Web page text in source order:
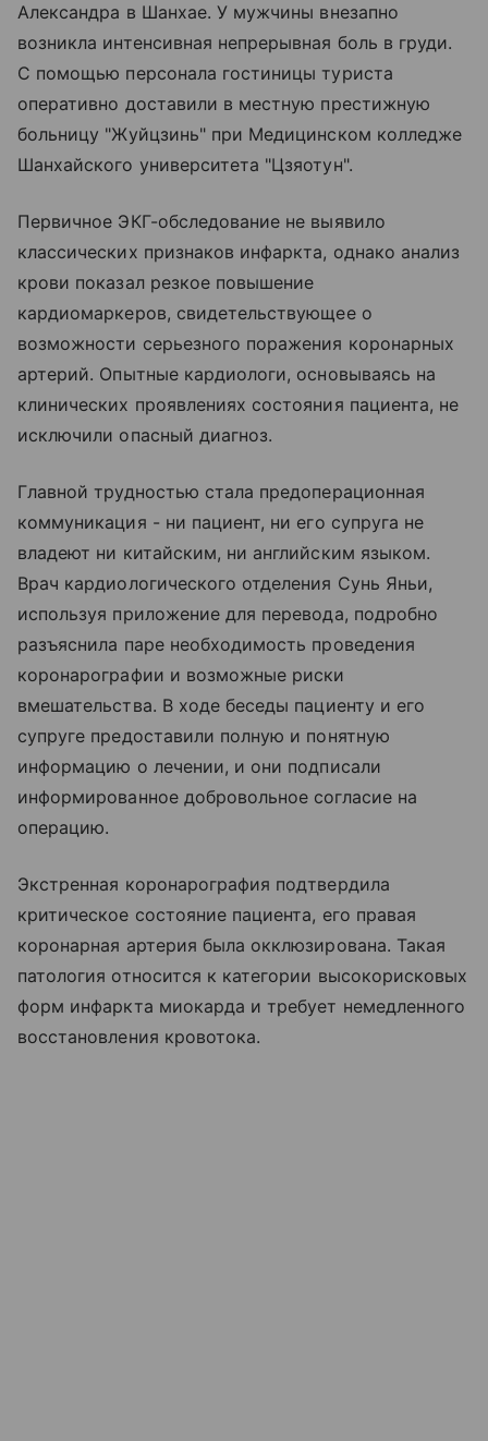
Александра в Шанхае. У мужчины внезапно
возникла интенсивная непрерывная боль в груди.
С помощью персонала гостиницы туриста
оперативно доставили в местную престижную
больницу "Жуйцзинь" при Медицинском колледже
Шанхайского университета "Цзяотун".
Первичное ЭКГ-обследование не выявило
классических признаков инфаркта, однако анализ
крови показал резкое повышение
кардиомаркеров, свидетельствующее о
возможности серьезного поражения коронарных
артерий. Опытные кардиологи, основываясь на
клинических проявлениях состояния пациента, не
исключили опасный диагноз.
Главной трудностью стала предоперационная
коммуникация - ни пациент, ни его супруга не
владеют ни китайским, ни английским языком.
Врач кардиологического отделения Сунь Яньи,
используя приложение для перевода, подробно
разъяснила паре необходимость проведения
коронарографии и возможные риски
вмешательства. В ходе беседы пациенту и его
супруге предоставили полную и понятную
информацию о лечении, и они подписали
информированное добровольное согласие на
операцию.
Экстренная коронарография подтвердила
критическое состояние пациента, его правая
коронарная артерия была окклюзирована. Такая
патология относится к категории высокорисковых
форм инфаркта миокарда и требует немедленного
восстановления кровотока.